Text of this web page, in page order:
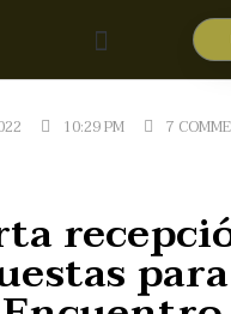
10:29 PM 7